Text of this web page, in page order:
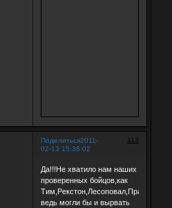
Поделиться 113
2011-
02-13 15:36:02
Да!!!Не хватило нам наших
проверенных бойцов,как
ведь могли бы и вырвать